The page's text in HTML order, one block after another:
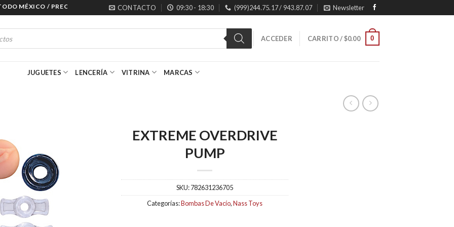
MÉXICO / PRECIOS ESPECIALES PARA MAYORISTAS
CONTACTO 09:30 - 18:30 (999)244.75.17 / 943.87.07 Newsletter
ACCEDER CARRITO /$0.00 0
JUGUETES LENCERÍA VITRINA MARCAS
EXTREME OVERDRIVE
PUMP
SKU:782631236705
Categorías:Bombas De Vacío,Nass Toys